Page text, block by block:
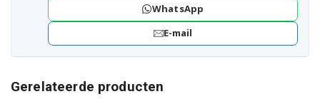
855493061505
855493403004
855493703205
WhatsApp
E-mail
Gerelateerde producten